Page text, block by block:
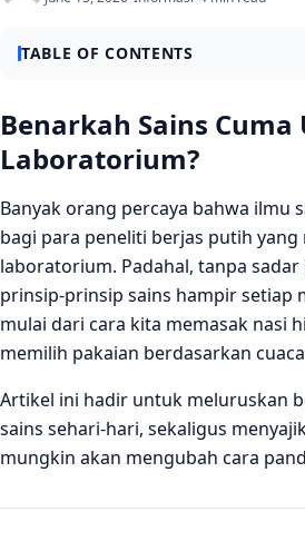
TABLE OF CONTENTS
Benarkah Sains Cuma Urusan
Mitos 1: “Memasak Itu Tidak Ada
Mitos 2: “Air Mendidih Selalu di
Mitos 3: “Tubuh Manusia Hanya
Mitos 4: “Sains Tidak Relevan bagi
Mitos 5: “Cahaya Matahari Pagi
Jemuran”
Mitos 6: “Belajar Sains Itu Susah
Mengapa Meluruskan Mitos Ini
Benarkah Sains Cuma
Laboratorium?
Banyak orang percaya bahwa ilmu
bagi para peneliti berjas putih
laboratorium. Padahal, tanpa
prinsip-prinsip sains hampir
mulai dari cara kita memasak nasi
memilih pakaian berdasarkan
Artikel ini hadir untuk meluruskan
sains sehari-hari, sekaligus
mungkin akan mengubah cara